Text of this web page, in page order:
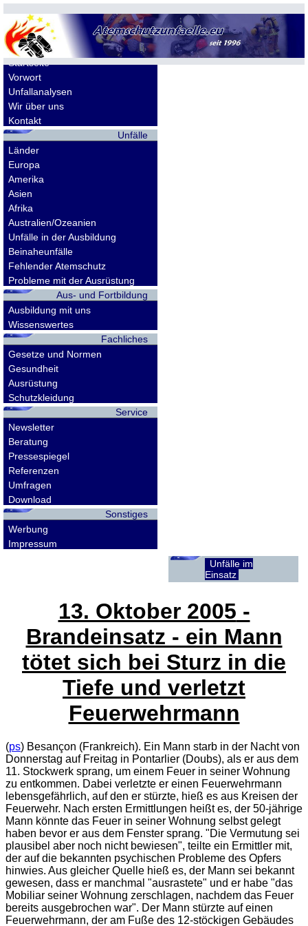
Allgemeines
Startseite
Vorwort
Unfallanalysen
Wir über uns
Kontakt
Unfälle
Länder
Europa
Amerika
Asien
Afrika
Australien/Ozeanien
Unfälle in der Ausbildung
Beinaheunfälle
Fehlender Atemschutz
Probleme mit der Ausrüstung
Aus- und Fortbildung
Ausbildung mit uns
Wissenswertes
Fachliches
Gesetze und Normen
Gesundheit
Ausrüstung
Schutzkleidung
Service
Newsletter
Beratung
Pressespiegel
Referenzen
Umfragen
Download
Sonstiges
Werbung
Impressum
Unfälle im
Einsatz
13. Oktober 2005 -
Brandeinsatz - ein Mann
tötet sich bei Sturz in die
Tiefe und verletzt
Feuerwehrmann
(ps) Besançon (Frankreich). Ein Mann starb in der Nacht von
Donnerstag auf Freitag in Pontarlier (Doubs), als er aus dem
11. Stockwerk sprang, um einem Feuer in seiner Wohnung
zu entkommen. Dabei verletzte er einen Feuerwehrmann
lebensgefährlich, auf den er stürzte, hieß es aus Kreisen der
Feuerwehr. Nach ersten Ermittlungen heißt es, der 50-jährige
Mann könnte das Feuer in seiner Wohnung selbst gelegt
haben bevor er aus dem Fenster sprang. "Die Vermutung sei
plausibel aber noch nicht bewiesen", teilte ein Ermittler mit,
der auf die bekannten psychischen Probleme des Opfers
hinwies. Aus gleicher Quelle hieß es, der Mann sei bekannt
gewesen, dass er manchmal "ausrastete" und er habe "das
Mobiliar seiner Wohnung zerschlagen, nachdem das Feuer
bereits ausgebrochen war". Der Mann stürzte auf einen
Feuerwehrmann, der am Fuße des 12-stöckigen Gebäudes